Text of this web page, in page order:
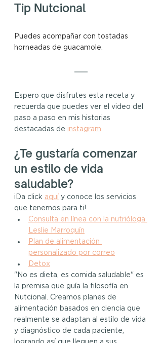
Tip Nutcional
Puedes acompañar con tostadas
horneadas de guacamole.
Espero que disfrutes esta receta y
recuerda que puedes ver el video del
paso a paso en mis historias
destacadas de instagram
¿Te gustaría comenzar
un estilo de vida
saludable?
¡Da click aquí y conoce los servicios
que tenemos para ti!
Consulta en línea con la nutrióloga
Leslie Marroquín
Plan de alimentación
personalizado por correo
Detox
"No es dieta, es comida saludable" es
la premisa que guía la filosofía en
Nutcional. Creamos planes de
alimentación basados en ciencia que
realmente se adaptan al estilo de vida
y diagnóstico de cada paciente,